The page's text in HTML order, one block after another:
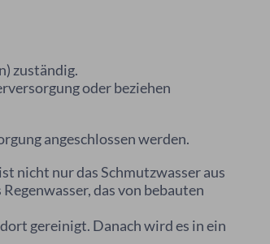
zuständig.
oder beziehen
angeschlossen werden.
nicht nur das Schmutzwasser aus
das von bebauten
gereinigt. Danach wird es in ein